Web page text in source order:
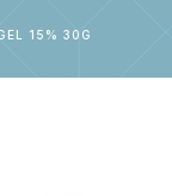
15% 30G